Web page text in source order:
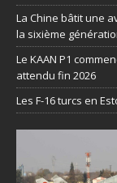
La Chine bâtit une
la sixième
Le KAAN P1
attendu fin 2026
Les F-16 turcs en